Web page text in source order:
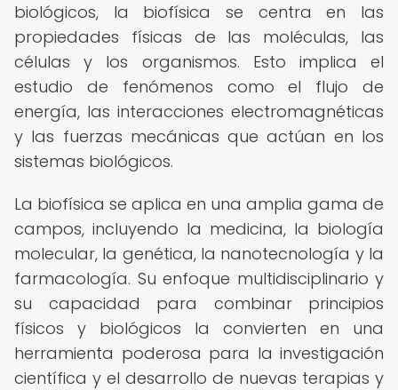
biológicos, la biofísica se centra en las
propiedades físicas de las moléculas, las
células y los organismos. Esto implica el
estudio de fenómenos como el flujo de
energía, las interacciones electromagnéticas
y las fuerzas mecánicas que actúan en los
sistemas biológicos.
La biofísica se aplica en una amplia gama de
campos, incluyendo la medicina, la biología
molecular, la genética, la nanotecnología y la
farmacología. Su enfoque multidisciplinario y
su capacidad para combinar principios
físicos y biológicos la convierten en una
herramienta poderosa para la investigación
científica y el desarrollo de nuevas terapias y